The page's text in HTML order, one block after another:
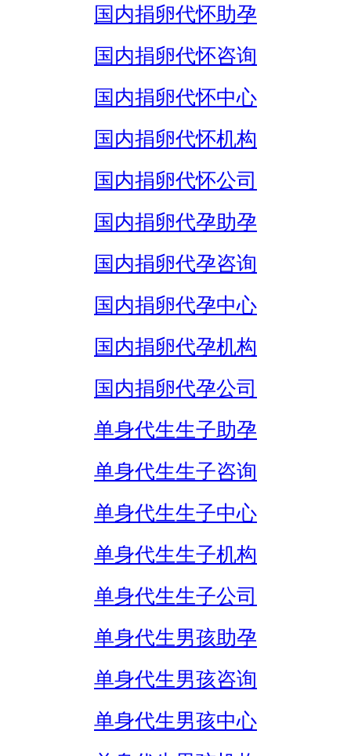
国内捐卵代怀助孕
国内捐卵代怀咨询
国内捐卵代怀中心
国内捐卵代怀机构
国内捐卵代怀公司
国内捐卵代孕助孕
国内捐卵代孕咨询
国内捐卵代孕中心
国内捐卵代孕机构
国内捐卵代孕公司
单身代生生子助孕
单身代生生子咨询
单身代生生子中心
单身代生生子机构
单身代生生子公司
单身代生男孩助孕
单身代生男孩咨询
单身代生男孩中心